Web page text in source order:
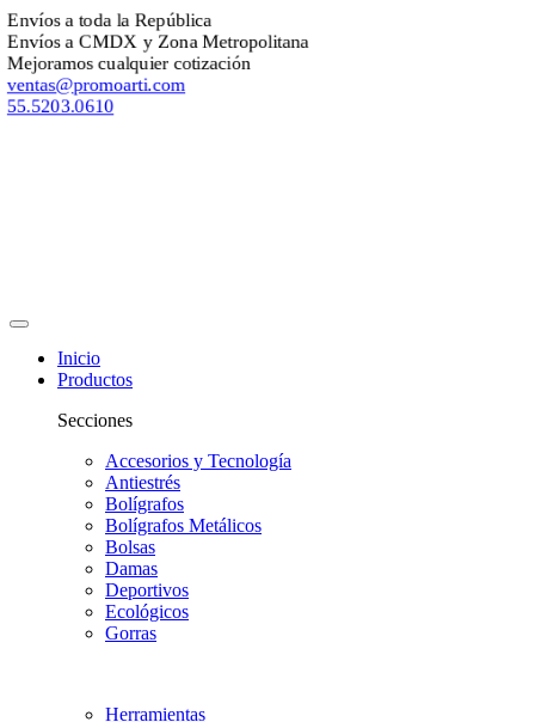
Envíos a toda la República
Envíos a CMDX y Zona Metropolitana
Mejoramos cualquier cotización
ventas@promoarti.com
55.5203.0610
Inicio
Productos
Secciones
Accesorios y Tecnología
Antiestrés
Bolígrafos
Bolígrafos Metálicos
Bolsas
Damas
Deportivos
Ecológicos
Gorras
Herramientas